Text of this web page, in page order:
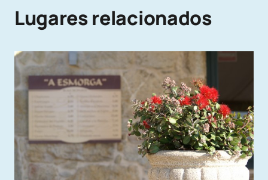
Lugares relacionados